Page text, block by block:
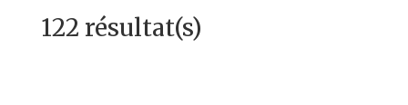
122 résultat(s)